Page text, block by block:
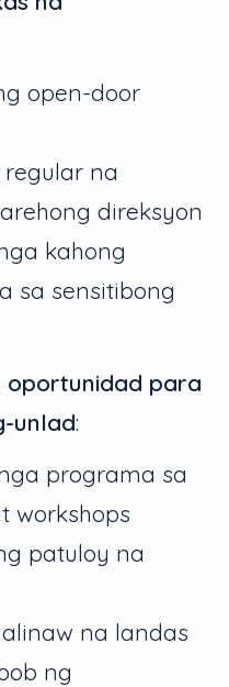
open-door
na
direksyon
kahong
sa sensitibong
oportunidad para
unlad:
programa sa
workshops
patuloy na
na landas
ng